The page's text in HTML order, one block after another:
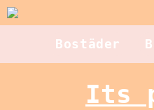
Bostäder
Its